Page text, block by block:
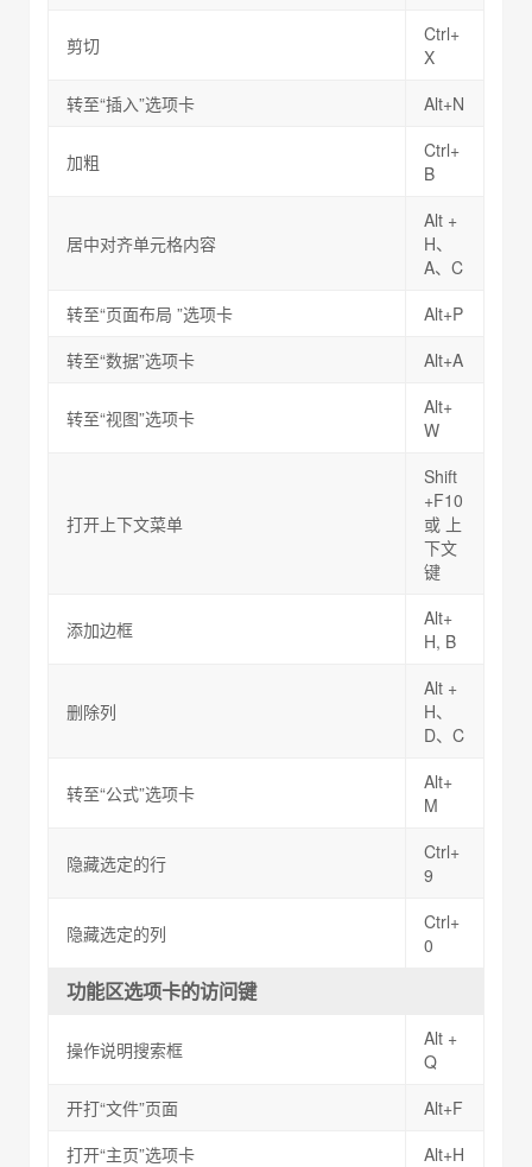
剪切
Ctrl+
X
转至“插入”选项卡
Alt+N
加粗
Ctrl+
B
居中对齐单元格内容
Alt +
H、
A、C
转至“页面布局 ”选项卡
Alt+P
转至“数据”选项卡
Alt+A
转至“视图”选项卡
Alt+
W
打开上下文菜单
Shift
+F10
或 上
下文
键
添加边框
Alt+
H, B
删除列
Alt +
H、
D、C
转至“公式”选项卡
Alt+
M
隐藏选定的行
Ctrl+
9
隐藏选定的列
Ctrl+
0
功能区选项卡的访问键
操作说明搜索框
Alt +
Q
开打“文件”页面
Alt+F
打开“主页”选项卡
Alt+H